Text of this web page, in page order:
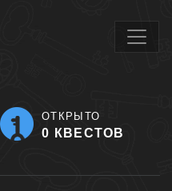
ОТКРЫТО
0 КВЕСТОВ